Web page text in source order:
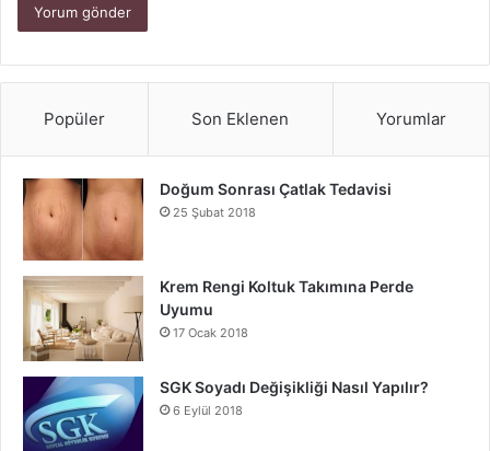
Popüler Son Eklenen Yorumlar
Doğum Sonrası Çatlak Tedavisi
25 Şubat 2018
Krem Rengi Koltuk Takımına Perde
Uyumu
17 Ocak 2018
SGK Soyadı Değişikliği Nasıl Yapılır?
6 Eylül 2018